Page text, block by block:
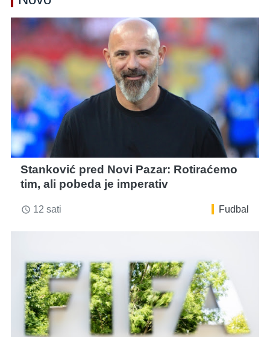
Stanković pred Novi Pazar: Rotiraćemo
tim, ali pobeda je imperativ
access_time 12 sati Fudbal